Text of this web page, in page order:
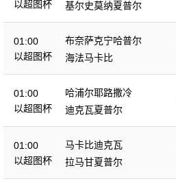
以超图杯
基尔史莫纳夏普尔
01:00
以超图杯
布奈萨克宁哈普尔
海法马卡比
01:00
以超图杯
哈浦尔耶路撒冷
迪克瓦夏普尔
01:00
以超图杯
马卡比迪克瓦
拉马甘夏普尔